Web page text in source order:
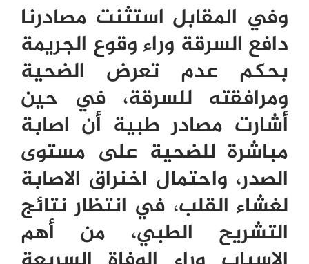
وفي المقابل استثنت مصادرنا
دافع السرقة وراء وقوع الجريمة
بحكم عدم تعرض الضحية
ومرافقته للسرقة، في حين
أشارت مصادر طبية أن اصابة
مباشرة للضحية على مستوى
الصدر، واحتمال اخنراق الاصابة
لغشاء القلب، في انتظار نتائج
التشريح الطبي، من أهم